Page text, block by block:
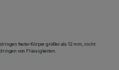
fester Körper größer als 12 mm, nicht
von Flüssigkeiten.